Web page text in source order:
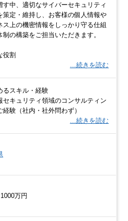
す中、適切なサイバーセキュリティ
策定・維持し、お客様の個人情報や
ス上の機密情報をしっかり守る仕組
制の構築をご担当いただきます。
役割
…続きを読む
るスキル・経験
セキュリティ領域のコンサルティン
経験（社内・社外問わず）
…続きを読む
万円